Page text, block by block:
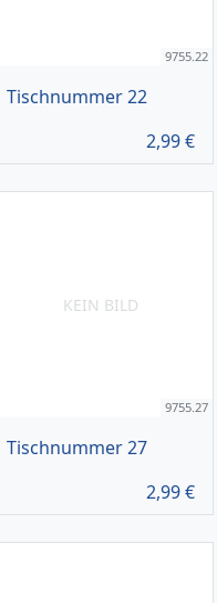
9755.22
Tischnummer 22
2,99€
KEIN BILD
9755.27
Tischnummer 27
2,99€